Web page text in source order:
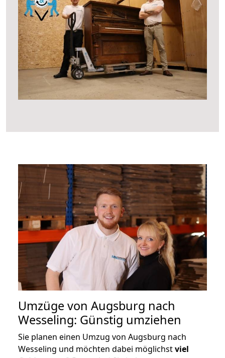
Umzüge von Augsburg nach
Wesseling: Günstig umziehen
Sie planen einen Umzug von Augsburg nach
Wesseling und möchten dabei möglichstviel